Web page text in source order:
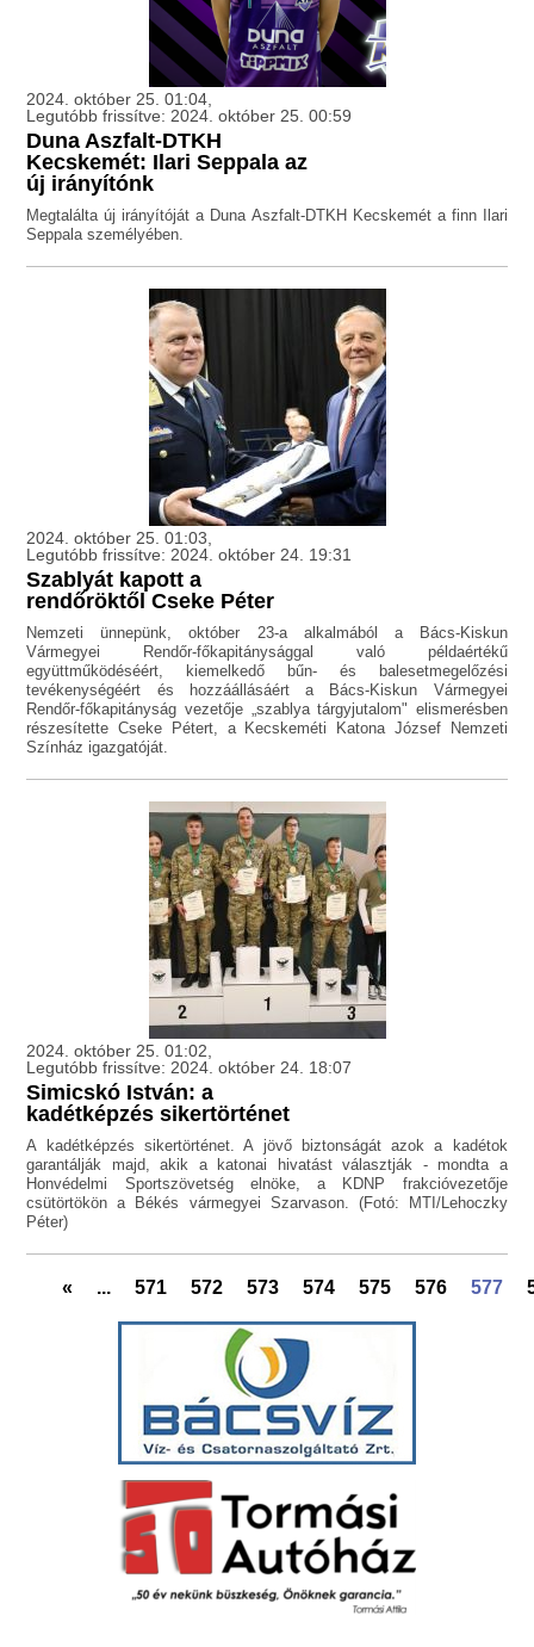
2024. október 25. 01:04,
Legutóbb frissítve: 2024. október 25. 00:59
Duna Aszfalt-DTKH
Kecskemét: Ilari Seppala az
új irányítónk
Megtalálta új irányítóját a Duna Aszfalt-DTKH Kecskemét a finn Ilari
Seppala személyében.
2024. október 25. 01:03,
Legutóbb frissítve: 2024. október 24. 19:31
Szablyát kapott a
rendőröktől Cseke Péter
Nemzeti ünnepünk, október 23-a alkalmából a Bács-Kiskun
Vármegyei Rendőr-főkapitánysággal való példaértékű
együttműködéséért, kiemelkedő bűn- és balesetmegelőzési
tevékenységéért és hozzáállásáért a Bács-Kiskun Vármegyei
Rendőr-főkapitányság vezetője „szablya tárgyjutalom" elismerésben
részesítette Cseke Pétert, a Kecskeméti Katona József Nemzeti
Színház igazgatóját.
2024. október 25. 01:02,
Legutóbb frissítve: 2024. október 24. 18:07
Simicskó István: a
kadétképzés sikertörténet
A kadétképzés sikertörténet. A jövő biztonságát azok a kadétok
garantálják majd, akik a katonai hivatást választják - mondta a
Honvédelmi Sportszövetség elnöke, a KDNP frakcióvezetője
csütörtökön a Békés vármegyei Szarvason. (Fotó: MTI/Lehoczky
Péter)
« ... 571 572 573 574 575 576 577